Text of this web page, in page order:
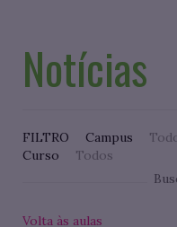
Notícias
FILTRO
Campus
Curso
Volta às aulas